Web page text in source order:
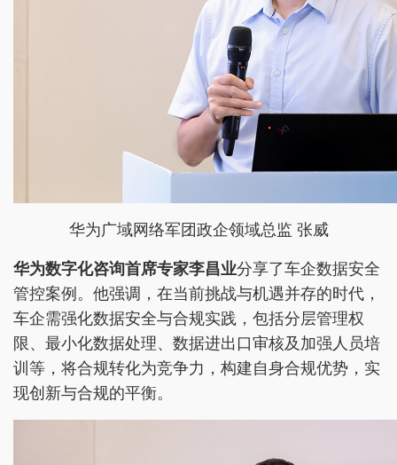
华为广域网络军团政企领域总监 张威
华为数字化咨询首席专家李昌业分享了车企数据安全
管控案例。他强调，在当前挑战与机遇并存的时代，
车企需强化数据安全与合规实践，包括分层管理权
限、最小化数据处理、数据进出口审核及加强人员培
训等，将合规转化为竞争力，构建自身合规优势，实
现创新与合规的平衡。